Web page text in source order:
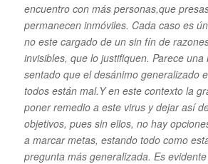
encuentro con más personas,que
permanecen inmóviles. Cada caso es
no este cargado de un sin fín de
invisibles, que lo justifiquen. Parece
sentado que el desánimo generalizado
todos están mal.Y en este contexto la
poner remedio a este virus y dejar así
objetivos, pues sin ellos, no hay
a marcar metas, estando todo como
pregunta más generalizada. Es